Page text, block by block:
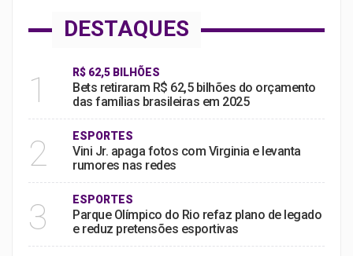
DESTAQUES
1 R$ 62,5 BILHÕES
Bets retiraram R$ 62,5 bilhões do orçamento
das famílias brasileiras em 2025
2 ESPORTES
Vini Jr. apaga fotos com Virginia e levanta
rumores nas redes
3 ESPORTES
Parque Olímpico do Rio refaz plano de legado
e reduz pretensões esportivas